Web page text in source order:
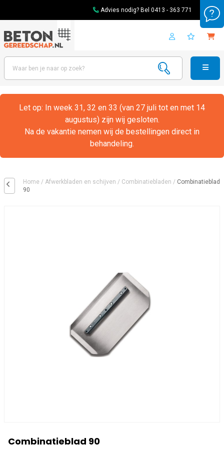
Advies nodig? Bel 0413 - 363 771
Let op: In week 31, 32 en 33 (van 27 juli tot en met 14
augustus) zijn wij gesloten.
Na de vakantie nemen wij de bestellingen direct in
behandeling.
Home / Afwerkbladen en schijven / Combinatiebladen / Combinatieblad
90
Combinatieblad 90